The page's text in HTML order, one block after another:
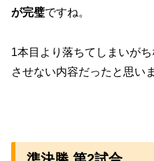
が完璧ですね。
1本目より落ちてしまいが
させない内容だったと思い